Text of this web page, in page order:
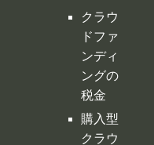
クラウ
ドファ
ンディ
ング
寄付型
クラウ
ドファ